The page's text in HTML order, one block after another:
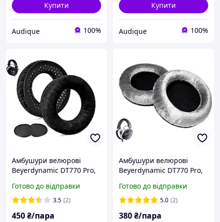
Купити
Audique 100%
Купити
Audique 100%
Амбушури велюрові
Beyerdynamic DT770 Pro,
black
Готово до відправки
3.5 (2)
450₴/пара
Амбушури велюрові
Beyerdynamic DT770 Pro,
сірі
Готово до відправки
5.0 (2)
380₴/пара